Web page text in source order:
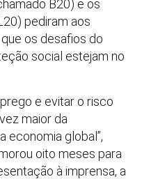
B20) e os
pediram aos
os desafios do
social estejam no
e evitar o risco
maior da
economia global”,
oito meses para
à imprensa, a